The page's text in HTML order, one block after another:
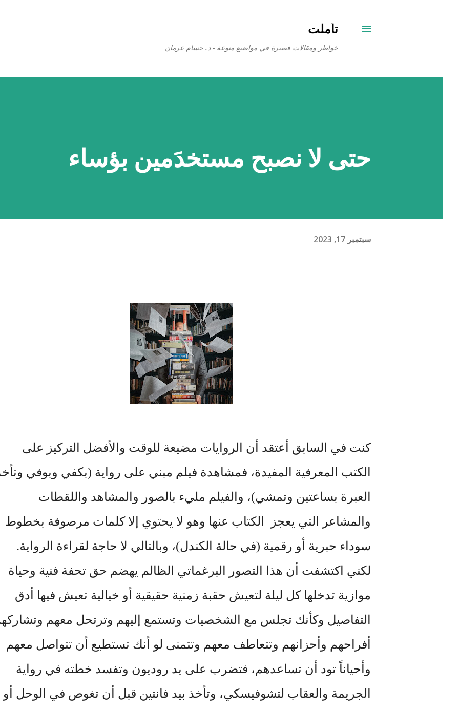
تأملت
خواطر ومقالات قصيرة في مواضيع منوعة - د. حسام عرمان
حتى لا نصبح مستخدَمين بؤساء
سبتمبر 17, 2023
كنت في السابق أعتقد أن الروايات مضيعة للوقت والأفضل التركيز على
الكتب المعرفية المفيدة، فمشاهدة فيلم مبني على رواية (بكفي وبوفي
العبرة بساعتين وتمشي)، والفيلم مليء بالصور والمشاهد واللقطات
والمشاعر
التي يعجز الكتاب عنها وهو لا يحتوي إلا كلمات مرصوفة بخطوط
سوداء حبرية أو رقمية (في حالة الكندل)، وبالتالي لا حاجة لقراءة الرواية.
لكني اكتشفت أن هذا التصور البرغماتي الظالم يهضم حق تحفة فنية وحياة
موازية تدخلها كل ليلة لتعيش حقبة زمنية حقيقية أو خيالية تعيش فيها أدق
التفاصيل وكأنك تجلس مع الشخصيات وتستمع إليهم وترتحل معهم
أفراحهم وأحزانهم وتتعاطف معهم وتتمنى لو أنك تستطيع أن تتواصل معهم
وأحياناً تود أن تساعدهم، فتضرب على يد روديون وتفسد خطته في رواية
الجريمة والعقاب لتشوفيسكي، وتأخذ بيد فانتين قبل أن تغوص في الوحل أو